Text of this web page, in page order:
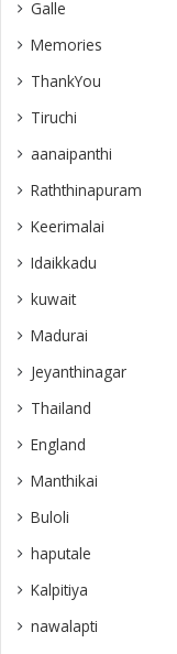
kuwait
Madurai
Jeyanthinagar
Thailand
England
Manthikai
Buloli
haputale
Kalpitiya
nawalapti
Bandarawela
ampanthoddai
puthukudijiruppu
dehiwala
navatkuly
Vidaththatpalai
Funeral Live
Sivalingapuliyadi